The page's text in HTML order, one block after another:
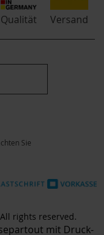
Qualität Versand
Sie
rights reserved.
mit Druck-